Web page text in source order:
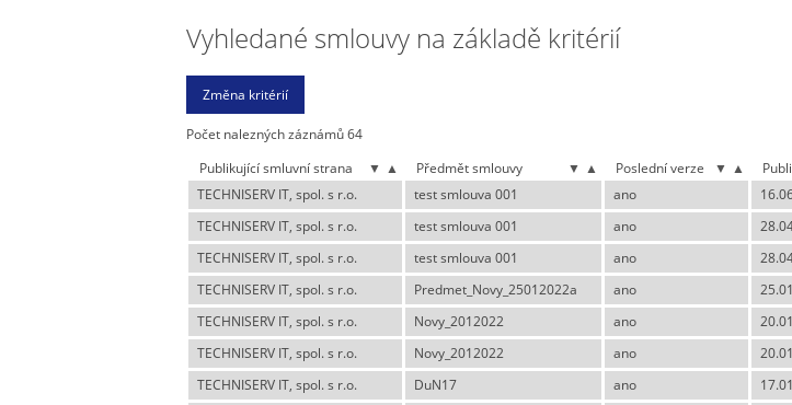
Vyhledané smlouvy na základě kritérií
Počet nalezných záznámů 64
Publikující smluvní strana
▲
▼ Předmět smlouvy ▲
▼ Poslední verze ▲
▼
TECHNISERV IT, spol. s r.o.
test smlouva 001 ano
TECHNISERV IT, spol. s r.o.
test smlouva 001 ano
TECHNISERV IT, spol. s r.o.
test smlouva 001 ano
TECHNISERV IT, spol. s r.o.
Predmet_Novy_25012022a ano
TECHNISERV IT, spol. s r.o.
Novy_2012022 ano
TECHNISERV IT, spol. s r.o.
Novy_2012022 ano
TECHNISERV IT, spol. s r.o.
DuN17 ano